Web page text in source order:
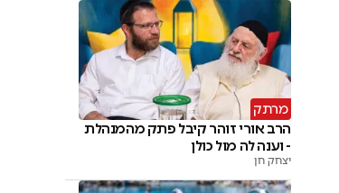
מרתק
הרב אורי זוהר קיבל פתק מהמנהלת
- וענה לה מול כולן
יצחק חן